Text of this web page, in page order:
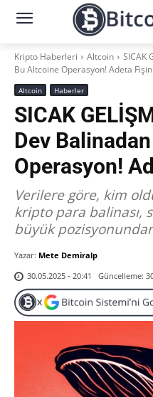
Kripto Haberleri Altcoin
SICAK
Bu Altcoine Operasyon! Adeta
Altcoin Haberler
SICAK
Dev
Operasyon!
Verilere göre, kim
kripto para balinası,
büyük pozisyonundan
Yazar: Mete Demiralp
30.05.2025 - 20:41
Güncelleme: